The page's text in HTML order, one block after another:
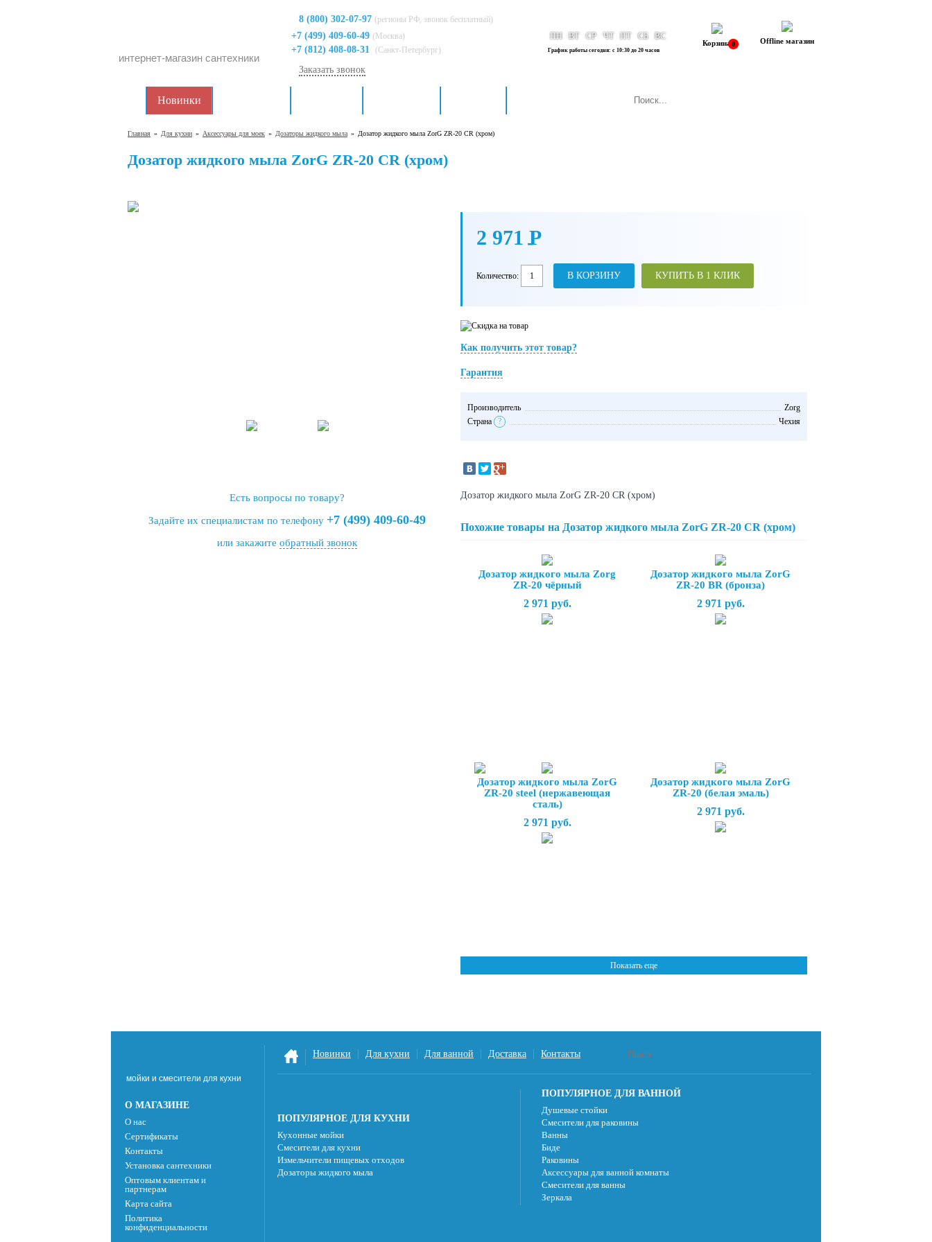
интернет-магазин сантехники
8 (800) 302-07-97 (регионы РФ, звонок бесплатный)
+7 (499) 409-60-49 (Москва)
+7 (812) 408-08-31 (Санкт-Петербург)
Заказать звонок
ПН ВТ СР ЧТ ПТ СБ ВС
График работы сегодня: с 10:30 до 20 часов
0
Корзина Offline магазин
Новинки
Главная » Для кухни » Аксессуары для моек » Дозаторы жидкого мыла » Дозатор жидкого мыла ZorG ZR-20 CR (хром)
Дозатор жидкого мыла ZorG ZR-20 CR (хром)
Есть вопросы по товару?
Задайте их специалистам по телефону +7 (499) 409-60-49
или закажите обратный звонок
2 971P
-
Количество: В КОРЗИНУ КУПИТЬ В 1 КЛИК
Как получить этот товар?
Гарантия
Производитель
Zorg
Страна
? Чехия
Дозатор жидкого мыла ZorG ZR-20 CR (хром)
Похожие товары на Дозатор жидкого мыла ZorG ZR-20 CR (хром)
Дозатор жидкого мыла Zorg
ZR-20 чёрный
2 971 руб.
Дозатор жидкого мыла ZorG
ZR-20 BR (бронза)
2 971 руб.
Дозатор жидкого мыла ZorG
ZR-20 steel (нержавеющая
сталь)
2 971 руб.
Дозатор жидкого мыла ZorG
ZR-20 (белая эмаль)
2 971 руб.
Показать еще
мойки и смесители для кухни
О МАГАЗИНЕ
О нас
Сертификаты
Контакты
Установка сантехники
Оптовым клиентам и
партнерам
Карта сайта
Политика
конфиденциальности
Новинки Для кухни Для ванной Доставка Контакты
ПОПУЛЯРНОЕ ДЛЯ КУХНИ
Кухонные мойки
Смесители для кухни
Измельчители пищевых отходов
Дозаторы жидкого мыла
ПОПУЛЯРНОЕ ДЛЯ ВАННОЙ
Душевые стойки
Смесители для раковины
Ванны
Биде
Раковины
Аксессуары для ванной комнаты
Смесители для ванны
Зеркала